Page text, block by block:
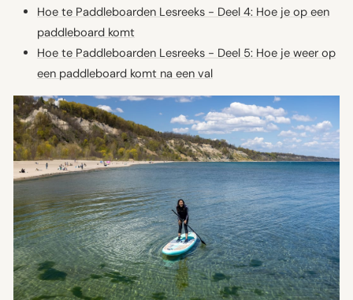
Hoe te Paddleboarden Lesreeks - Deel 4: Hoe je op een
paddleboard komt
Hoe te Paddleboarden Lesreeks - Deel 5: Hoe je weer op
een paddleboard komt na een val